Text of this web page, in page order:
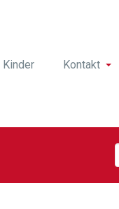
Kinder Kontakt